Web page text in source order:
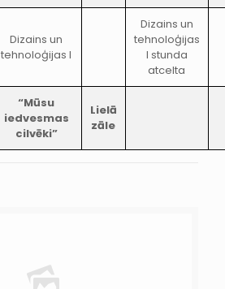
Dizains un
tehnoloģijas I
Dizains un
tehnoloģijas
I stunda
atcelta
“Mūsu
iedvesmas
cilvēki”
Lielā
zāle